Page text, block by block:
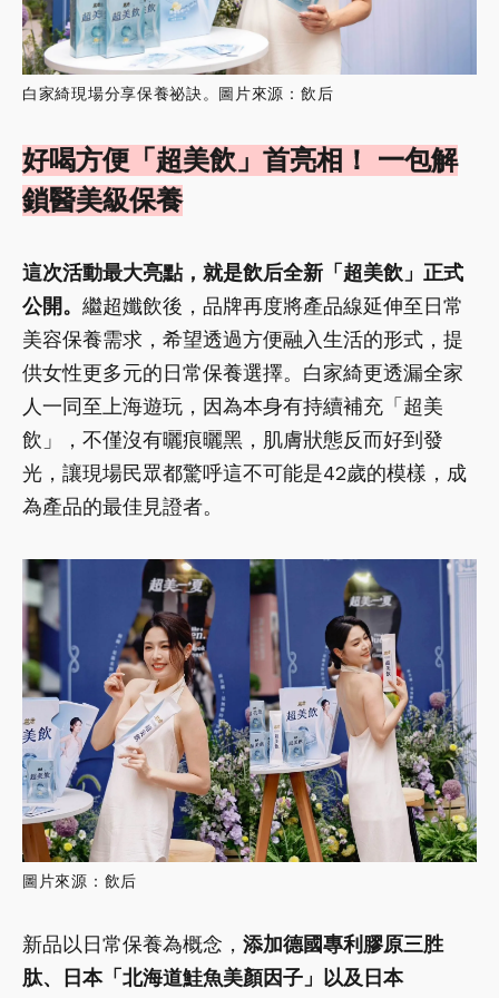
白家綺現場分享保養祕訣。圖片來源：飲后
好喝方便「超美飲」首亮相！ 一包解
鎖醫美級保養
這次活動最大亮點，就是飲后全新「超美飲」正式
公開。 繼超孅飲後，品牌再度將產品線延伸至日常
美容保養需求，希望透過方便融入生活的形式，提
供女性更多元的日常保養選擇。白家綺更透漏全家
人一同至上海遊玩，因為本身有持續補充「超美
飲」，不僅沒有曬痕曬黑，肌膚狀態反而好到發
光，讓現場民眾都驚呼這不可能是42歲的模樣，成
為產品的最佳見證者。
圖片來源：飲后
新品以日常保養為概念， 添加德國專利膠原三胜
肽、日本「北海道鮭魚美顏因子」以及日本